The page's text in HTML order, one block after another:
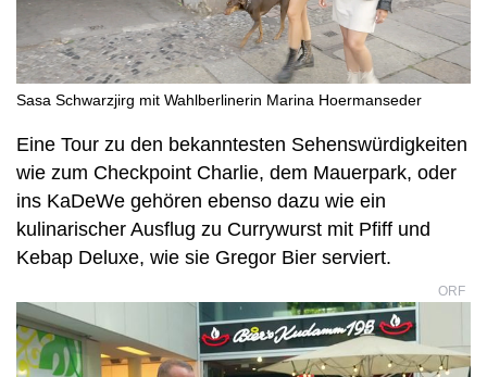
Sasa Schwarzjirg mit Wahlberlinerin Marina Hoermanseder
Eine Tour zu den bekanntesten Sehenswürdigkeiten
wie zum Checkpoint Charlie, dem Mauerpark, oder
ins KaDeWe gehören ebenso dazu wie ein
kulinarischer Ausflug zu Currywurst mit Pfiff und
Kebap Deluxe, wie sie Gregor Bier serviert.
ORF